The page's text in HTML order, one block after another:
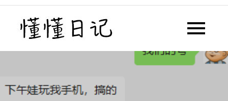
Skip
content
懂懂日记网每天同步更新懂懂学